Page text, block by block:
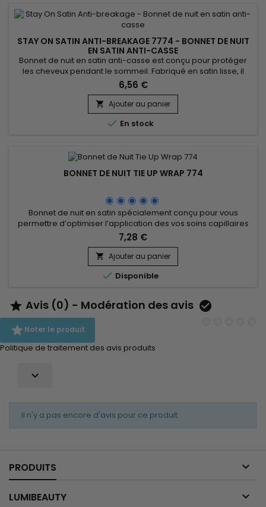
STAY ON SATIN ANTI-BREAKAGE 7774 - BONNET DE NUIT
EN SATIN ANTI-CASSE
Bonnet de nuit en satin anti-casse est conçu pour protéger
les cheveux pendant le sommeil. Fabriqué en satin lisse, il
réduit la friction et prévient la casse des cheveux, tout en
maintenant l'hydratation naturelle. Stay On Satin anti-
breakage aide à conserver les coiffures plus longtemps,
évitant ainsi les nœuds et les frisottis. Il est doux au toucher...
6,56 €
 Ajouter au panier
 En stock
BONNET DE NUIT TIE UP WRAP 774
Bonnet de nuit en satin spécialement conçu pour vous
permettre d’optimiser l’application des vos soins capillaires
en améliorant leur efficacité pour un meilleur résultat.&nbsp;
Permet de prévenir les pertes de cheveux et de garder au
mieux votre coiffure, améliore la santé de vos cheveux.
7,28 €
 Ajouter au panier
 Disponible
 Avis (0) - Modération des avis 
Noter le produit
Politique de traitement des avis produits

Il n'y a pas encore d'avis pour ce produit.
PRODUITS 
LUMIBEAUTY 